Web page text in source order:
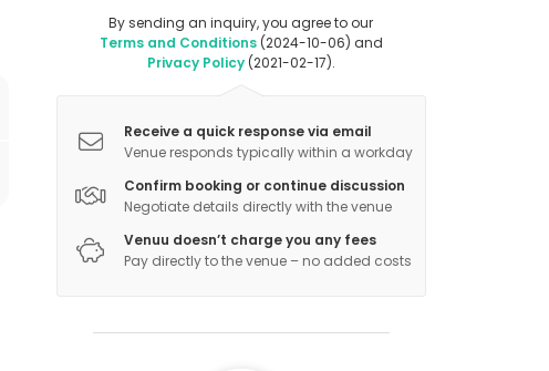
By sending an inquiry, you agree to our
Terms and Conditions(2024-10-06) and
Privacy Policy(2021-02-17).
Receive a quick response via email
Venue responds typically within a workday
Confirm booking or continue discussion
Negotiate details directly with the venue
Venuu doesn’t charge you any fees
Pay directly to the venue – no added costs